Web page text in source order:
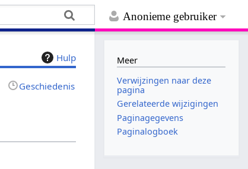
Anonieme gebruiker
Hulp
Geschiedenis
Meer
Verwijzingen naar deze
pagina
Gerelateerde wijzigingen
Paginagegevens
Paginalogboek